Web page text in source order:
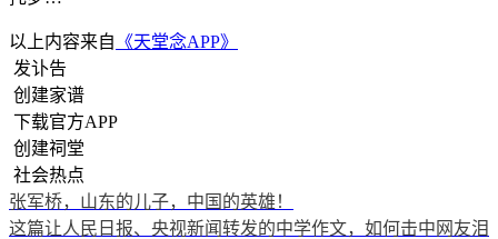
以上内容来自 《天堂念APP》
发讣告
创建家谱
下载官方APP
创建祠堂
社会热点
张军桥，山东的儿子，中国的英雄！
这篇让人民日报、央视新闻转发的中学作文，如何击中网友泪